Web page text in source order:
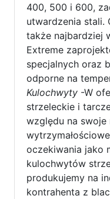
400, 500 i 600,
utwardzenia stali.
także najbardziej
Extreme
specjalnych oraz
odporne na
Kulochwyty -W
strzeleckie i
względu na swoje
oczekiwania jako
kulochwytów
produkujemy na
kontrahenta z